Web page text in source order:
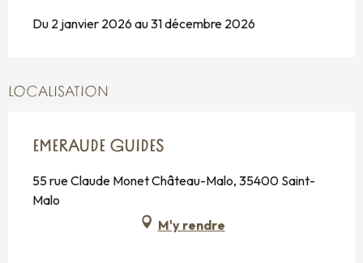
Du 2 janvier 2026 au 31 décembre 2026
LOCALISATION
EMERAUDE GUIDES
55 rue Claude Monet Château-Malo, 35400 Saint-
Malo
M'y rendre